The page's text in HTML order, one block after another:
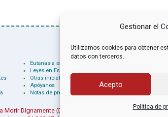
Gestionar el
Utilizamos cookies para obtener
datos con terceros.
Acepto
Política de
Eutanasia en el mundo
Leyes en España
Otras iniciativas
Apóyanos
Notas de prensa
Libros recomendados
Películas
Dignamente (DMD)